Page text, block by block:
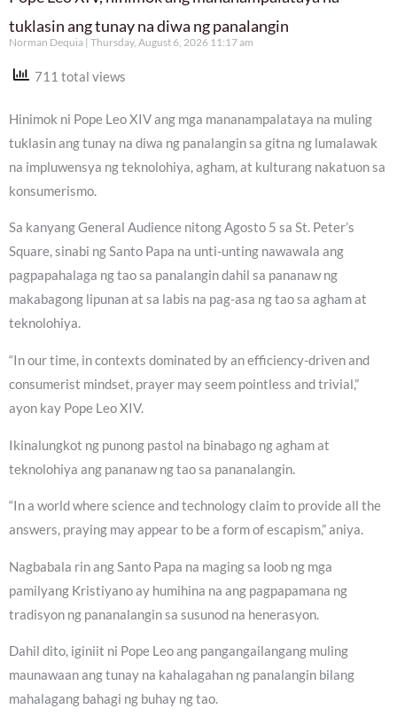
tuklasin ang tunay na diwa ng panalangin
Norman Dequia Thursday, August 6, 2026 11:17 am
711 total views
Hinimok ni Pope Leo XIV ang mga mananampalataya na muling
tuklasin ang tunay na diwa ng panalangin sa gitna ng lumalawak
na impluwensya ng teknolohiya, agham, at kulturang nakatuon sa
konsumerismo.
Sa kanyang General Audience nitong Agosto 5 sa St. Peter’s
Square, sinabi ng Santo Papa na unti-unting nawawala ang
pagpapahalaga ng tao sa panalangin dahil sa pananaw ng
makabagong lipunan at sa labis na pag-asa ng tao sa agham at
teknolohiya.
“In our time, in contexts dominated by an efficiency-driven and
consumerist mindset, prayer may seem pointless and trivial,”
ayon kay Pope Leo XIV.
Ikinalungkot ng punong pastol na binabago ng agham at
teknolohiya ang pananaw ng tao sa pananalangin.
“In a world where science and technology claim to provide all the
answers, praying may appear to be a form of escapism,” aniya.
Nagbabala rin ang Santo Papa na maging sa loob ng mga
pamilyang Kristiyano ay humihina na ang pagpapamana ng
tradisyon ng pananalangin sa susunod na henerasyon.
Dahil dito, iginiit ni Pope Leo ang pangangailangang muling
maunawaan ang tunay na kahalagahan ng panalangin bilang
mahalagang bahagi ng buhay ng tao.